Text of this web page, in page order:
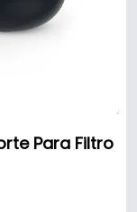
Para Filtro